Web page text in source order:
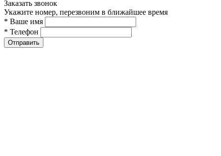
Заказать звонок
Укажите номер, перезвоним в ближайшее время
* Ваше имя
* Телефон
Отправить